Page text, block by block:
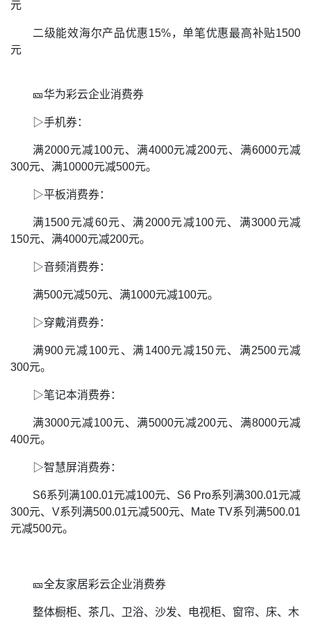
元
二级能效海尔产品优惠15%，单笔优惠最高补贴1500
元
🎫华为彩云企业消费券
▷手机券：
满2000元减100元、满4000元减200元、满6000元减
300元、满10000元减500元。
▷平板消费券：
满1500元减60元、满2000元减100元、满3000元减
150元、满4000元减200元。
▷音频消费券：
满500元减50元、满1000元减100元。
▷穿戴消费券：
满900元减100元、满1400元减150元、满2500元减
300元。
▷笔记本消费券：
满3000元减100元、满5000元减200元、满8000元减
400元。
▷智慧屏消费券：
S6系列满100.01元减100元、S6 Pro系列满300.01元减
300元、V系列满500.01元减500元、Mate TV系列满500.01
元减500元。
🎫全友家居彩云企业消费券
整体橱柜、茶几、卫浴、沙发、电视柜、窗帘、床、木